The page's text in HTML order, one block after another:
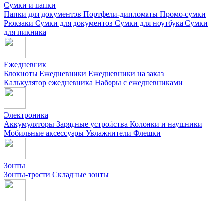
Сумки и папки
Папки для документов Портфели-дипломаты Промо-сумки
Рюкзаки Сумки для документов Сумки для ноутбука Сумки
для пикника
Ежедневник
Блокноты Ежедневники Ежедневники на заказ
Калькулятор ежедневника Наборы с ежедневниками
Электроника
Аккумуляторы Зарядные устройства Колонки и наушники
Мобильные аксессуары Увлажнители Флешки
Зонты
Зонты-трости Складные зонты